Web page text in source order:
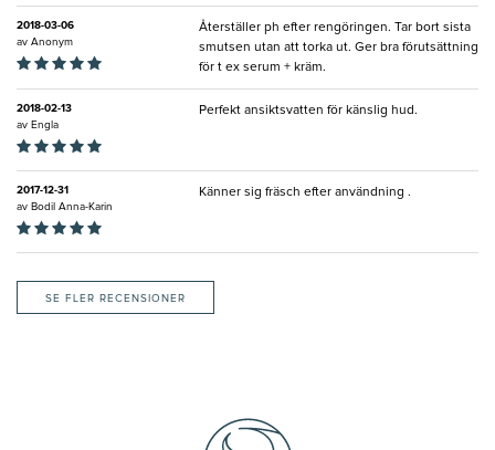
2018-03-06
av Anonym
Återställer ph efter rengöringen. Tar bort sista
smutsen utan att torka ut. Ger bra förutsättning
för t ex serum + kräm.
2018-02-13
av Engla
Perfekt ansiktsvatten för känslig hud.
2017-12-31
av Bodil Anna-Karin
Känner sig fräsch efter användning .
SE FLER RECENSIONER